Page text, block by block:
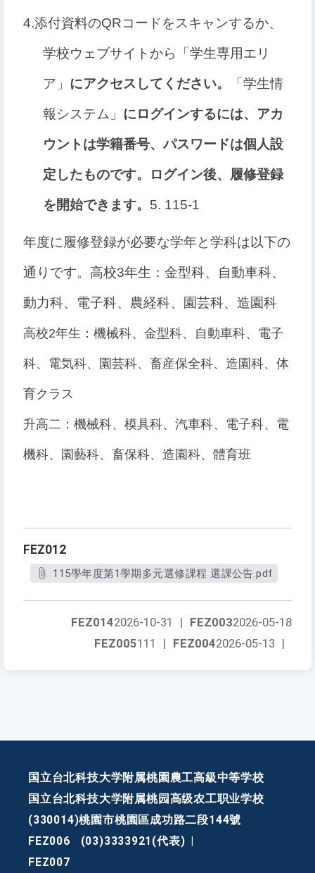
4.添付資料のQRコードをスキャンするか、
学校ウェブサイトから 「学生専用エリ
ア」 にアクセスしてください。 「学生情
報システム」 にログインするには、アカ
ウントは学籍番号、パスワードは個人設
定したものです。ログイン後、履修登録
を開始できます。 5. 115-1
年度に履修登録が必要な学年と学科は以下の
通りです。 高校3年生：金型科、自動車科、
動力科、電子科、農経科、園芸科、造園科
高校2年生：機械科、金型科、自動車科、電子
科、電気科、園芸科、畜産保全科、造園科、体
育クラス
升高二：機械科、模具科、汽車科、電子科、電
機科、園藝科、畜保科、造園科、體育班
FEZ012
115學年度第1學期多元選修課程 選課公告.pdf
FEZ0032026-05-18
FEZ0142026-10-31
|
FEZ0042026-05-13 |
FEZ005111 |
国立台北科技大学附属桃園農工高級中等学校
国立台北科技大学附属桃园高级农工职业学校
(330014)桃園市桃園區成功路二段144號
FEZ006
(03)3333921(代表)
FEZ007